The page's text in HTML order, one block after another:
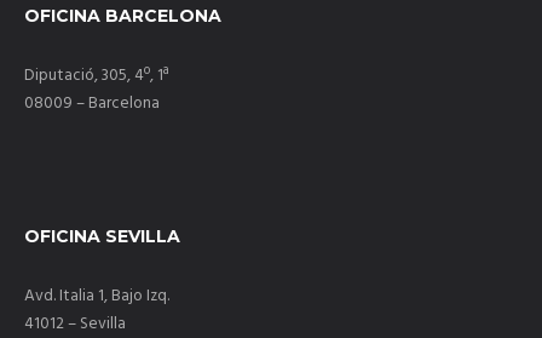
OFICINA BARCELONA
Diputació, 305, 4º, 1ª
08009 – Barcelona
OFICINA SEVILLA
Avd. Italia 1, Bajo Izq.
41012 – Sevilla